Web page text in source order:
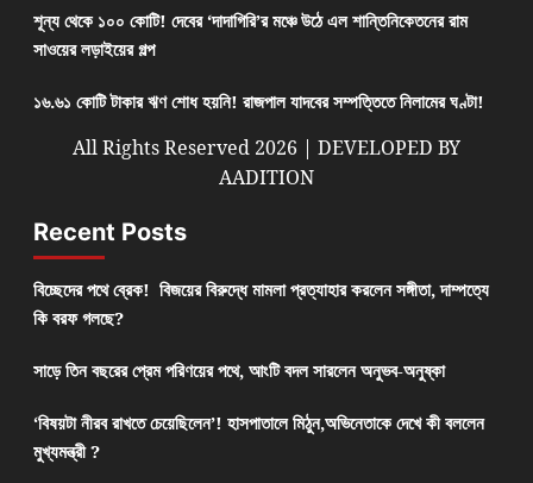
শূন্য থেকে ১০০ কোটি! দেবের ‘দাদাগিরি’র মঞ্চে উঠে এল শান্তিনিকেতনের রাম
সাওয়ের লড়াইয়ের গল্প
১৬.৬১ কোটি টাকার ঋণ শোধ হয়নি! রাজপাল যাদবের সম্পত্তিতে নিলামের ঘণ্টা!
All Rights Reserved 2026 | DEVELOPED BY
AADITION
Recent Posts
বিচ্ছেদের পথে ব্রেক! বিজয়ের বিরুদ্ধে মামলা প্রত্যাহার করলেন সঙ্গীতা, দাম্পত্যে
কি বরফ গলছে?
সাড়ে তিন বছরের প্রেম পরিণয়ের পথে, আংটি বদল সারলেন অনুভব-অনুষ্কা
‘বিষয়টা নীরব রাখতে চেয়েছিলেন’! হাসপাতালে মিঠুন,অভিনেতাকে দেখে কী বললেন
মুখ্যমন্ত্রী ?